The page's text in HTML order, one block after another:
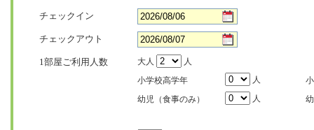
チェックイン
チェックアウト
1部屋ご利用人数 大人
人
小学校高学年
人
幼児（食事のみ）
人